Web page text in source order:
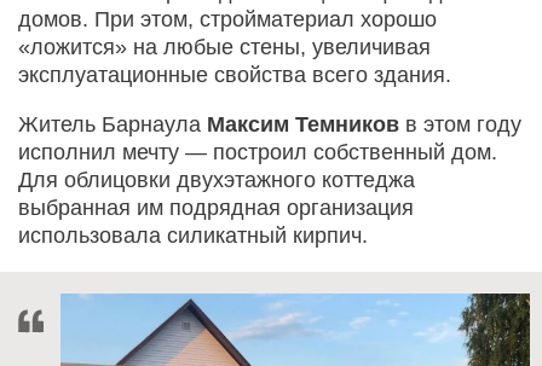
домов. При этом, стройматериал хорошо
«ложится» на любые стены, увеличивая
эксплуатационные свойства всего здания.
Житель Барнаула Максим Темников в этом году
исполнил мечту — построил собственный дом.
Для облицовки двухэтажного коттеджа
выбранная им подрядная организация
использовала силикатный кирпич.